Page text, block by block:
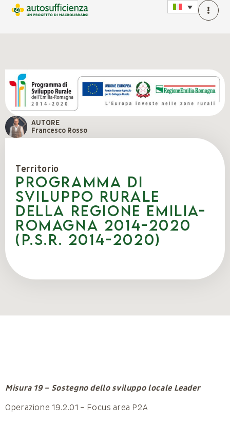
AUTORE
Francesco Rosso
Territorio
Programma di
Sviluppo Rurale
della Regione Emilia-
Romagna 2014-2020
(P.S.R. 2014-2020)
Misura 19 – Sostegno dello sviluppo locale Leader
Operazione 19.2.01 – Focus area P2A